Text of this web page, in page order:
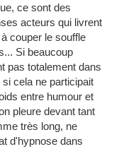
ce sont des
acteurs qui livrent
couper le souffle
Si beaucoup
pas totalement dans
cela ne participait
entre humour et
pleure devant tant
très long, ne
d'hypnose dans